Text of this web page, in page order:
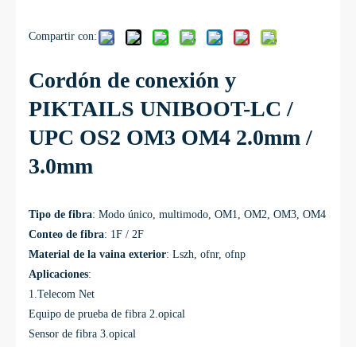
Compartir con:
Cordón de conexión y
PIKTAILS UNIBOOT-LC /
UPC OS2 OM3 OM4 2.0mm /
3.0mm
Tipo de fibra: Modo único, multimodo, OM1, OM2, OM3, OM4
Conteo de fibra: 1F / 2F
Material de la vaina exterior: Lszh, ofnr, ofnp
Aplicaciones:
1.Telecom Net
Equipo de prueba de fibra 2.opical
Sensor de fibra 3.opical